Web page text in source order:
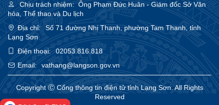
Chịu trách nhiệm:Ông Phạm Đức Huân - Giám đốc Sở Văn
hóa, Thể thao và Du lịch
Địa chỉ:
Số 71 đường Nhị Thanh, phường Tam Thanh, tỉnh
Lạng Sơn
Điện thoại:
02053.816.818
Email:
vathang@langson.gov.vn
Copyright Ⓒ Cổng thông tin điện tử tỉnh Lạng Sơn. All Rights
Reserved